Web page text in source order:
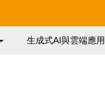
生成式AI與雲端應用